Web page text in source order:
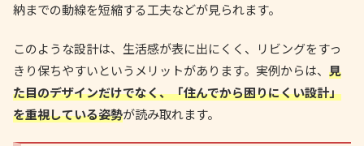
納までの動線を短縮する工夫などが見られます。
このような設計は、生活感が表に出にくく、リビングをすっ
きり保ちやすいというメリットがあります。実例からは、 見
た目のデザインだけでなく、「住んでから困りにくい設計」
を重視している姿勢が読み取れます。